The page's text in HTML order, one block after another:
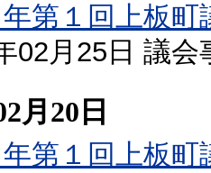
第１回上板
02月25日 議会
月20日
第１回上板町